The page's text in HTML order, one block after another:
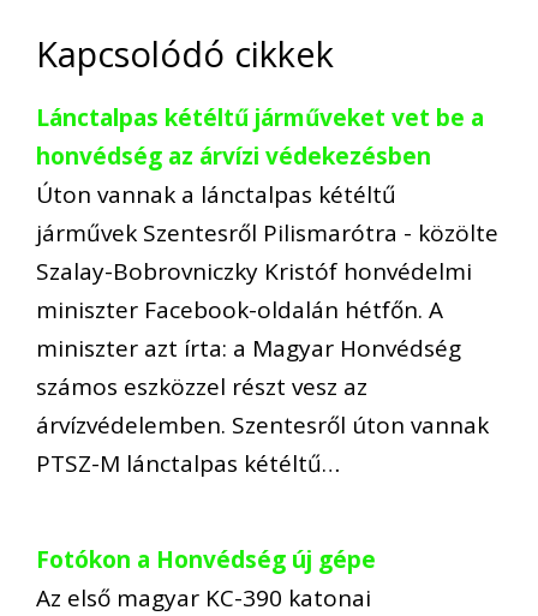
Kapcsolódó cikkek
Lánctalpas kétéltű járműveket vet be a
honvédség az árvízi védekezésben
Úton vannak a lánctalpas kétéltű
járművek Szentesről Pilismarótra - közölte
Szalay-Bobrovniczky Kristóf honvédelmi
miniszter Facebook-oldalán hétfőn. A
miniszter azt írta: a Magyar Honvédség
számos eszközzel részt vesz az
árvízvédelemben. Szentesről úton vannak
PTSZ-M lánctalpas kétéltű…
Fotókon a Honvédség új gépe
Az első magyar KC-390 katonai